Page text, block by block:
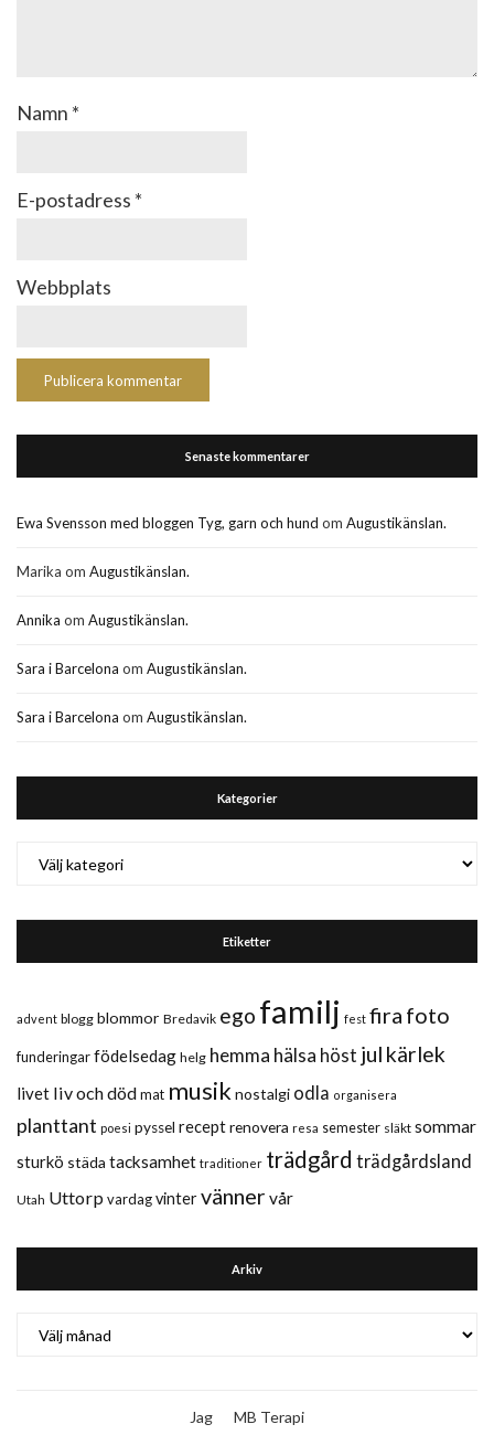
Namn *
E-postadress *
Webbplats
Senaste kommentarer
Ewa Svensson med bloggen Tyg, garn och hund om Augustikänslan.
Marika om Augustikänslan.
Annika om Augustikänslan.
Sara i Barcelona om Augustikänslan.
Sara i Barcelona om Augustikänslan.
Kategorier
Etiketter
advent blogg blommor Bredavik ego familj fest fira foto
funderingarfödelsedag helg hemma hälsa höst jul kärlek
livet liv och dödmat musik nostalgi odla organisera
planttant poesi pyssel receptrenovera resa semester släkt sommar
sturkö städa tacksamhet traditioner trädgård trädgårdsland
Utah Uttorp vardagvintervänner vår
Arkiv
Jag MB Terapi